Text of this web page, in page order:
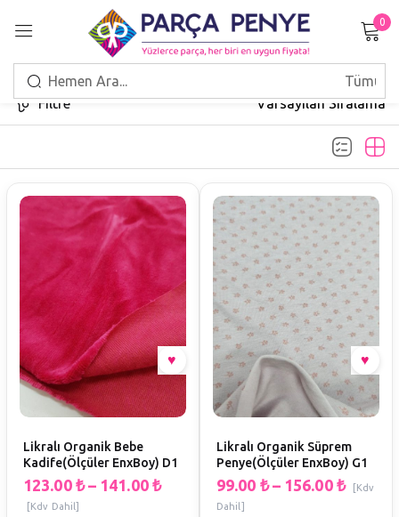
0
Filtre Varsayılan Sıralama
Likralı Organik Bebe
Kadife(Ölçüler EnxBoy) D1
123.00 ₺ – 141.00 ₺
[Kdv Dahil]
Likralı Organik Süprem
Penye(Ölçüler EnxBoy) G1
99.00 ₺ – 156.00 ₺
[Kdv
Dahil]
Giriş Yap
HESAP OLUŞTUR